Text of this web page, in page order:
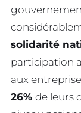
solidarité
participation
aux
26% de leurs